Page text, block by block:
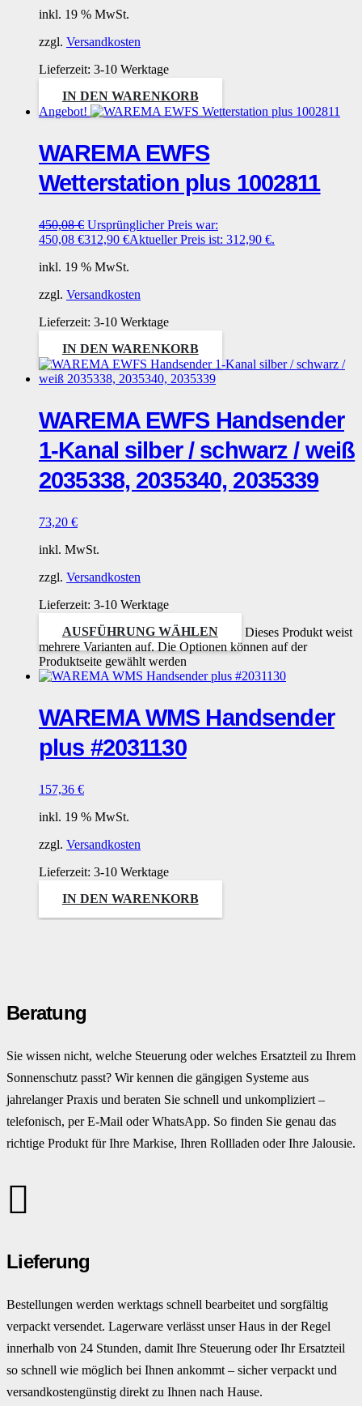
inkl. 19 % MwSt.
zzgl. Versandkosten
Lieferzeit: 3-10 Werktage
IN DEN WARENKORB
Angebot!
WAREMA EWFS
Wetterstation plus 1002811
450,08€ Ursprünglicher Preis war:
450,08 €312,90 €Aktueller Preis ist: 312,90 €.
inkl. 19 % MwSt.
zzgl. Versandkosten
Lieferzeit: 3-10 Werktage
IN DEN WARENKORB
WAREMA EWFS Handsender
1-Kanal silber / schwarz / weiß
2035338, 2035340, 2035339
73,20 €
inkl. MwSt.
zzgl. Versandkosten
Lieferzeit: 3-10 Werktage
AUSFÜHRUNG WÄHLEN
Dieses Produkt weist
mehrere Varianten auf. Die Optionen können auf der
Produktseite gewählt werden
WAREMA WMS Handsender
plus #2031130
157,36 €
inkl. 19 % MwSt.
zzgl. Versandkosten
Lieferzeit: 3-10 Werktage
IN DEN WARENKORB
Beratung
Sie wissen nicht, welche Steuerung oder welches Ersatzteil zu Ihrem
Sonnenschutz passt? Wir kennen die gängigen Systeme aus
jahrelanger Praxis und beraten Sie schnell und unkompliziert –
telefonisch, per E-Mail oder WhatsApp. So finden Sie genau das
richtige Produkt für Ihre Markise, Ihren Rollladen oder Ihre Jalousie.
Lieferung
Bestellungen werden werktags schnell bearbeitet und sorgfältig
verpackt versendet. Lagerware verlässt unser Haus in der Regel
innerhalb von 24 Stunden, damit Ihre Steuerung oder Ihr Ersatzteil
so schnell wie möglich bei Ihnen ankommt – sicher verpackt und
versandkostengünstig direkt zu Ihnen nach Hause.